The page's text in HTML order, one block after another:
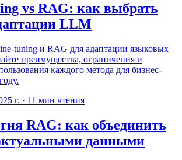
vs RAG: как выбрать
LLM
tuning и RAG для адаптации языковых
преимущества, ограничения и
каждого метода для бизнес-
г. · 11 мин чтения
RAG: как объединить
данными